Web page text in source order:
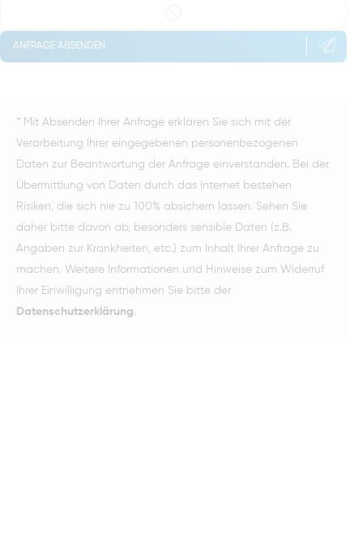
ANFRAGE ABSENDEN
* Mit Absenden Ihrer Anfrage erklären Sie sich mit der
Verarbeitung Ihrer eingegebenen personenbezogenen
Daten zur Beantwortung der Anfrage einverstanden. Bei der
Übermittlung von Daten durch das Internet bestehen
Risiken, die sich nie zu 100% absichern lassen. Sehen Sie
daher bitte davon ab, besonders sensible Daten (z.B.
Angaben zur Krankheiten, etc.) zum Inhalt Ihrer Anfrage zu
machen. Weitere Informationen und Hinweise zum Widerruf
Ihrer Einwilligung entnehmen Sie bitte der
Datenschutzerklärung.